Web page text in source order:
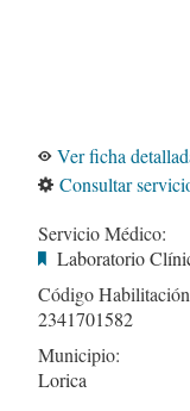
Ver ficha
Consultar
Servicio Médico:
Laboratorio
Código
2341701582
Municipio:
Lorica